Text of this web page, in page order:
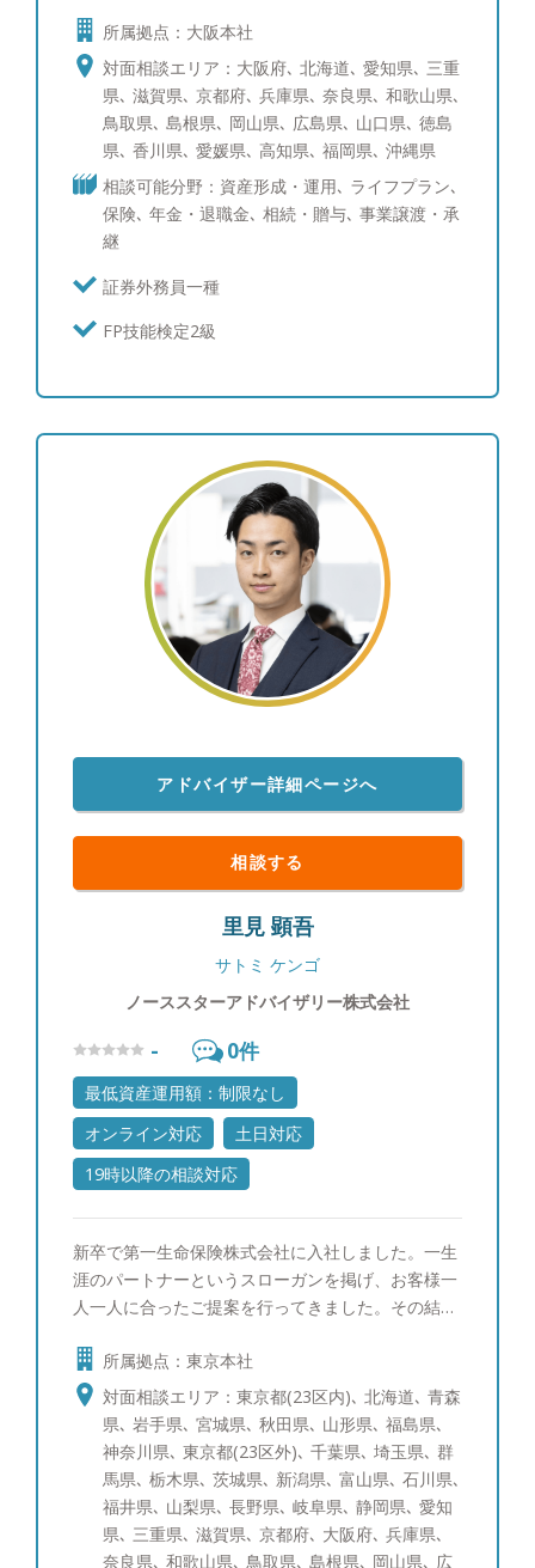
せになって頂きたいです。そのためには、常に自分
自身が仕事だけでなく人間として成長することで、
資産運用のご提案だけでなく、お客様のライフスタ
イルに関わる様々な付加価値の提供が出来ると確信
しております。そしてどんな些細なことでも、「ま
ずは蒲生さんに聞いてみよう」と真っ先に声を掛け
てもらえる担当者になれるよう、日々精進しており
ます。 ●人生１００年時代を共に歩みましょう！
人生１００年時代と言われる中、資産形成の重要性
が高まっていることは事実であり、あらゆる金融機
ルベースアプローチ）の提案が主流となってきてい
支える関係性が前提になります。その点わたしたち
あり、自分がお客様と共有した資産運用のゴールを
将来共に迎えることが出来ます。ぜひ一緒に安心の
未来に向けて歩んでいきましょう。 ●プライベート
について ・兵庫県出身。昭和６１年９月１３日生
まれ。 ・モチベーションの向上と健康を考え、休
日と可能な限り平日の朝、起床してから30分以内に
ランニングに出掛け、気持ちの良い空気と太陽を浴
びることでリフレッシュしております。起床してす
ぐに日光を浴びることは心の健康にも非常に良い効
全員で食卓を囲む事ができるようになり、週末の金
曜日には外食に出かけるなど、休日だけでなく平日
も充実した日々を過ごしております。家族との会話
が増え、プライベートな時間も多く取れるので、こ
れから英会話など30代の習い事に挑戦しようと考え
所属拠点：大阪本社
対面相談エリア：大阪府､ 北海道､ 愛知県､ 三重
県､ 滋賀県､ 京都府､ 兵庫県､ 奈良県､ 和歌山県､
鳥取県､ 島根県､ 岡山県､ 広島県､ 山口県､ 徳島
県､ 香川県､ 愛媛県､ 高知県､ 福岡県､ 沖縄県
相談可能分野：資産形成・運用､ ライフプラン､
保険､ 年金・退職金､ 相続・贈与､ 事業譲渡・承
継
証券外務員一種
FP技能検定2級
アドバイザー詳細ページへ
相談する
里見 顕吾
サトミ ケンゴ
ノーススターアドバイザリー株式会社
- 0件
最低資産運用額：制限なし
オンライン対応
土日対応
19時以降の相談対応
新卒で第一生命保険株式会社に入社しました。一生
涯のパートナーというスローガンを掲げ、お客様一
人一人に合ったご提案を行ってきました。その結
の看板としてホームページにも掲載されておりまし
た。 その後総合金融代理店を創業し、ファイナン
シャルプランナーとして幅広いお客様の経済的課題
に向き合って参りました。 このような経験から資
産運用のご相談はもちろんのこと、将来の相続対策
や節税対策など幅広い解決策をご提案できます。
お客様に寄り添い、中立的立場からフラットな目線
でお話させていただきます。セカンドオピニオンと
所属拠点：東京本社
対面相談エリア：東京都(23区内)､ 北海道､ 青森
県､ 岩手県､ 宮城県､ 秋田県､ 山形県､ 福島県､
神奈川県､ 東京都(23区外)､ 千葉県､ 埼玉県､ 群
馬県､ 栃木県､ 茨城県､ 新潟県､ 富山県､ 石川県､
福井県､ 山梨県､ 長野県､ 岐阜県､ 静岡県､ 愛知
県､ 三重県､ 滋賀県､ 京都府､ 大阪府､ 兵庫県､
奈良県､ 和歌山県､ 鳥取県､ 島根県､ 岡山県､ 広